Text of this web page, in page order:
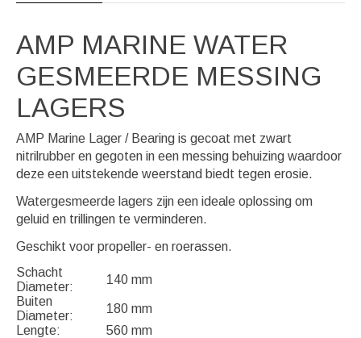
AMP MARINE WATER
GESMEERDE MESSING
LAGERS
AMP Marine Lager / Bearing is gecoat met zwart
nitrilrubber en gegoten in een messing behuizing waardoor
deze een uitstekende weerstand biedt tegen erosie.
Watergesmeerde lagers zijn een ideale oplossing om
geluid en trillingen te verminderen.
Geschikt voor propeller- en roerassen.
Schacht
Diameter:
140 mm
Buiten
Diameter:
180 mm
Lengte:
560 mm